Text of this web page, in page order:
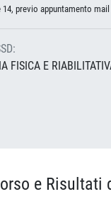
previo appuntamento mail
FISICA E
e Risultati